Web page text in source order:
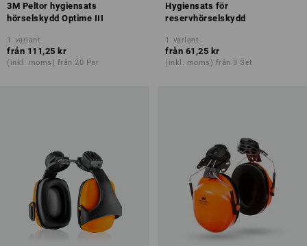
3M Peltor hygiensats
hörselskydd Optime III
1 variant
från 111,25 kr
(inkl. moms) från 20 Par
Hygiensats för
reservhörselskydd
1 variant
från 61,25 kr
(inkl. moms) från 3 Set